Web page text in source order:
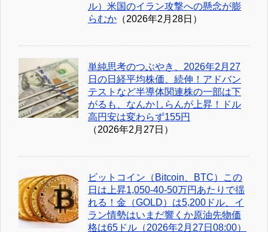
ル）米国のイラン攻撃への懸念が膨
らむか （2026年2月28日）
単純思考のつぶやき、2026年2月27
日の日経平均株価、続伸！アドバン
テストなど半導体関連株の一部は下
がるも、なんかしらんが上昇！ドル
高円安は変わらず155円
（2026年2月27日）
ビットコイン（Bitcoin、BTC）この
日は上昇1,050-40-50万円あたりで揺
れる！金（GOLD）は5,200ドル、イ
ラン情勢はいまだ響くか原油先物価
格は65ドル（2026年2月27日08:00）